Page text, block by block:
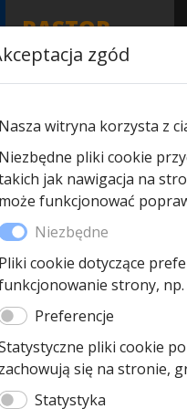
RASTOR
AUTORYZOWANY
PARTNER & SERWIS
części zamienne Do
zgód
Nasza witryna korzysta z
Niezbędne pliki cookie
jak nawigacja na
może funkcjonować
Niezbędne
Pliki cookie dotyczące
strony,
Preferencje
pliki cookie
zachowują się na stronie,
Statystyka